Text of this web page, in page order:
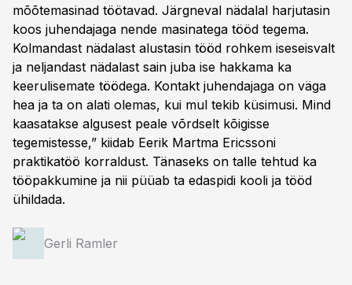
mõõtemasinad töötavad. Järgneval nädalal harjutasin
koos juhendajaga nende masinatega tööd tegema.
Kolmandast nädalast alustasin tööd rohkem iseseisvalt
ja neljandast nädalast sain juba ise hakkama ka
keerulisemate töödega. Kontakt juhendajaga on väga
hea ja ta on alati olemas, kui mul tekib küsimusi. Mind
kaasatakse algusest peale võrdselt kõigisse
tegemistesse,” kiidab Eerik Martma Ericssoni
praktikatöö korraldust. Tänaseks on talle tehtud ka
tööpakkumine ja nii püüab ta edaspidi kooli ja tööd
ühildada.
Gerli Ramler